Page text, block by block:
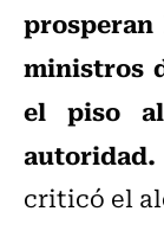
ministros
el piso
criticó el